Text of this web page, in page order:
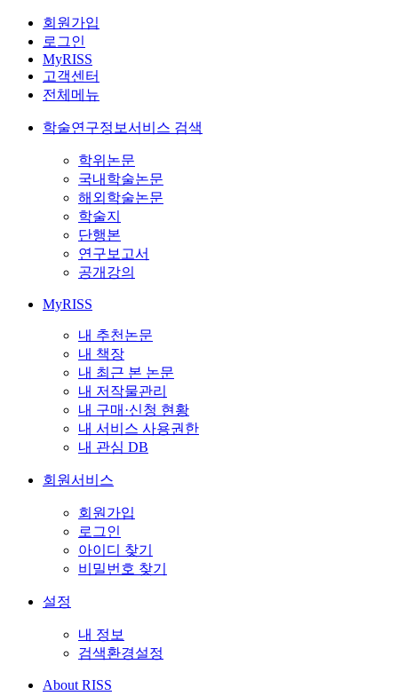
회원가입
로그인
MyRISS
고객센터
전체메뉴
학술연구정보서비스 검색
학위논문
국내학술논문
해외학술논문
학술지
단행본
연구보고서
공개강의
MyRISS
내 추천논문
내 책장
내 최근 본 논문
내 저작물관리
내 구매·신청 현황
내 서비스 사용권한
내 관심 DB
회원서비스
회원가입
로그인
아이디 찾기
비밀번호 찾기
설정
내 정보
검색환경설정
About RISS